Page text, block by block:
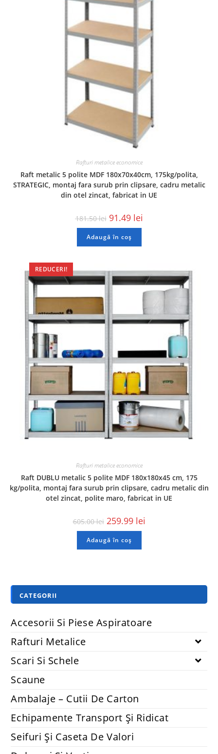
Rafturi metalice economice
Raft metalic 5 polite MDF 180x70x40cm, 175kg/polita,
STRATEGIC, montaj fara surub prin clipsare, cadru metalic
din otel zincat, fabricat in UE
181.50lei 91.49 lei
Adaugă în coș
REDUCERI!
Rafturi metalice economice
Raft DUBLU metalic 5 polite MDF 180x180x45 cm, 175
kg/polita, montaj fara surub prin clipsare, cadru metalic din
otel zincat, polite maro, fabricat in UE
605.00lei 259.99 lei
Adaugă în coș
CATEGORII
Accesorii Si Piese Aspiratoare
Rafturi Metalice
Scari Si Schele
Scaune
Ambalaje – Cutii De Carton
Echipamente Transport Și Ridicat
Seifuri Și Caseta De Valori